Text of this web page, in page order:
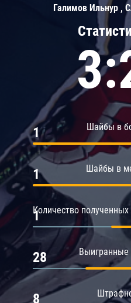
Шайбы в
1
Шайбы в
1
Количество
1
Выигранные
28
8
Галимов Ильнур ,